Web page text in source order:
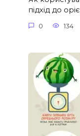
підхід до
0 134